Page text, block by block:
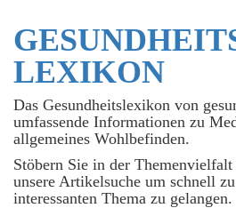
LEXIKON
Das Gesundheitslexikon von
umfassende Informationen zu
allgemeines Wohlbefinden.
Stöbern Sie in der
unsere Artikelsuche um schnell
interessanten Thema zu gelangen.